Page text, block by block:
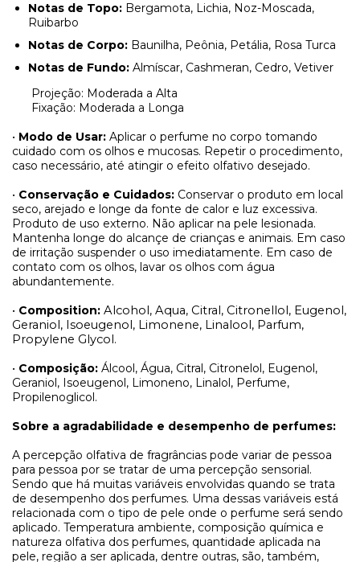
Notas de Topo: Bergamota, Lichia, Noz-Moscada,
Ruibarbo
Notas de Corpo: Baunilha, Peônia, Petália, Rosa Turca
Notas de Fundo: Almíscar, Cashmeran, Cedro, Vetiver
Projeção: Moderada a Alta
Fixação: Moderada a Longa
• Modo de Usar: Aplicar o perfume no corpo tomando
cuidado com os olhos e mucosas. Repetir o procedimento,
caso necessário, até atingir o efeito olfativo desejado.
• Conservação e Cuidados: Conservar o produto em local
seco, arejado e longe da fonte de calor e luz excessiva.
Produto de uso externo. Não aplicar na pele lesionada.
Mantenha longe do alcançe de crianças e animais. Em caso
de irritação suspender o uso imediatamente. Em caso de
contato com os olhos, lavar os olhos com água
abundantemente.
• Composition: Alcohol, Aqua, Citral, Citronellol, Eugenol,
Geraniol, Isoeugenol, Limonene, Linalool, Parfum,
Propylene Glycol.
• Composição: Álcool, Água, Citral, Citronelol, Eugenol,
Geraniol, Isoeugenol, Limoneno, Linalol, Perfume,
Propilenoglicol.
Sobre a agradabilidade e desempenho de perfumes:
A percepção olfativa de fragrâncias pode variar de pessoa
para pessoa por se tratar de uma percepção sensorial.
Sendo que há muitas variáveis envolvidas quando se trata
de desempenho dos perfumes. Uma dessas variáveis está
relacionada com o tipo de pele onde o perfume será sendo
aplicado. Temperatura ambiente, composição química e
natureza olfativa dos perfumes, quantidade aplicada na
pele, região a ser aplicada, dentre outras, são, também,